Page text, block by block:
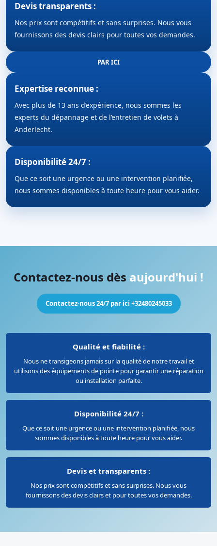
Devis transparents :
Nos prix sont compétitifs et sans surprises. Nous vous
fournissons des devis clairs pour toutes vos demandes.
PAR ICI
Expertise reconnue :
Avec plus de 13 ans d’expérience, nous sommes les
experts du dépannage et de l’entretien de volets à
Anderlecht.
Disponibilité 24/7 :
Que ce soit une urgence ou une intervention planifiée,
nous sommes disponibles à toute heure pour vous aider.
Contactez-nous dès aujourd'hui !
Contactez-nous 24/7 par ici +32480245033
Qualité et fiabilité :
Nous ne transigeons jamais sur la qualité de notre travail et
utilisons des équipements de pointe pour garantir une réparation
ou installation parfaite.
Disponibilité 24/7 :
Que ce soit une urgence ou une intervention planifiée, nous
sommes disponibles à toute heure pour vous aider.
Devis et transparents :
Nos prix sont compétitifs et sans surprises. Nous vous
fournissons des devis clairs et pour toutes vos demandes.